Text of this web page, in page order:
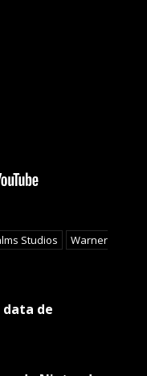
Studios
Warner
data de